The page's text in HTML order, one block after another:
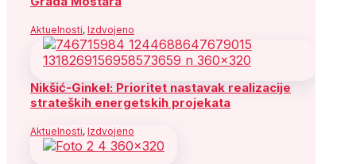
Aktuelnosti, Izdvojeno
Nikšić-Ginkel: Prioritet nastavak realizacije
strateških energetskih projekata
Aktuelnosti, Izdvojeno